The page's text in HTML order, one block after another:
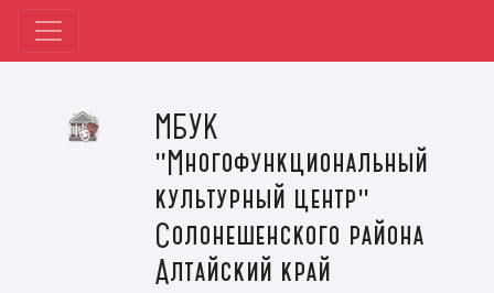
МБУК
"Многофункциональный
культурный центр"
Солонешенского района
Алтайский край